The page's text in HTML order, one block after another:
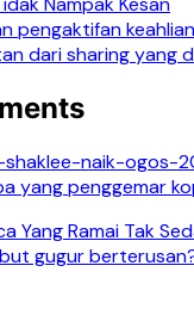
pengaktifan
dari sharing yang
naik-ogos-
yang penggemar
Yang Ramai Tak
gugur